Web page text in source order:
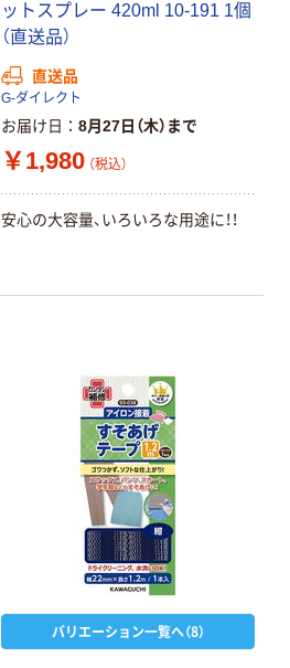
ットスプレー 420ml 10-191 1個
（直送品）
直送品
G-ダイレクト
お届け日 8月27日（木）まで
￥1,980 （税込）
安心の大容量、いろいろな用途に！！
バリエーション一覧へ（8）